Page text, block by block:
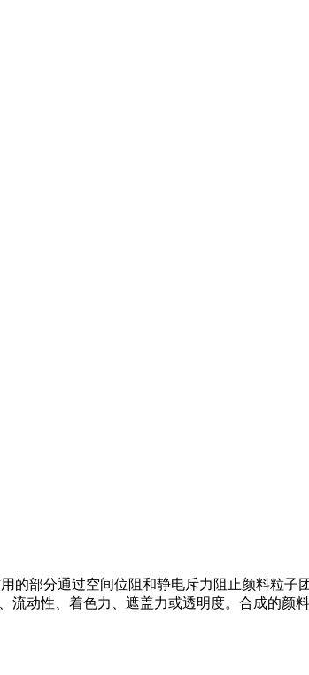
的部分通过空间位阻和静电斥力阻止颜料粒子
动性、着色力、遮盖力或透明度。合成的颜